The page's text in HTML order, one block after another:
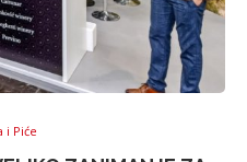
i Piće